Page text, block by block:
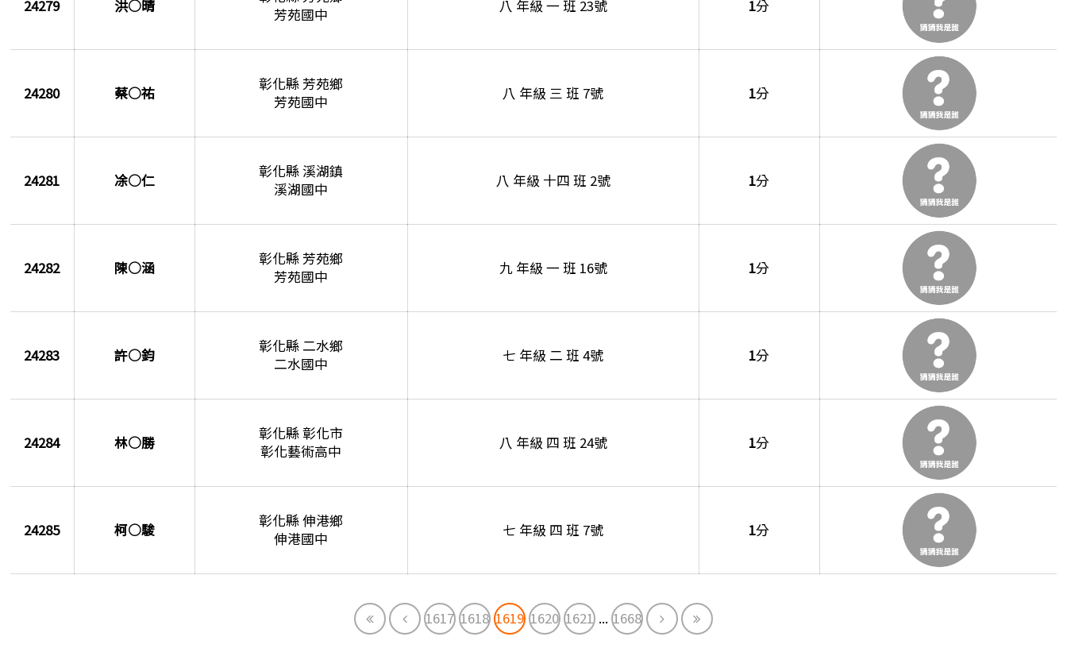
24279 洪○晴
芳苑國中
八 年級 一 班 23號 1分
24280 蔡○祐
彰化縣 芳苑鄉
芳苑國中
八 年級 三 班 7號 1分
24281 凃○仁
彰化縣 溪湖鎮
溪湖國中
八 年級 十四 班 2號 1分
24282 陳○涵
彰化縣 芳苑鄉
芳苑國中
九 年級 一 班 16號 1分
24283 許○鈞
彰化縣 二水鄉
二水國中
七 年級 二 班 4號 1分
24284 林○勝
彰化縣 彰化市
彰化藝術高中
八 年級 四 班 24號 1分
24285 柯○駿
彰化縣 伸港鄉
伸港國中
七 年級 四 班 7號 1分
First Previous
1617 1618 1619 1620 1621 ... 1668 Next End